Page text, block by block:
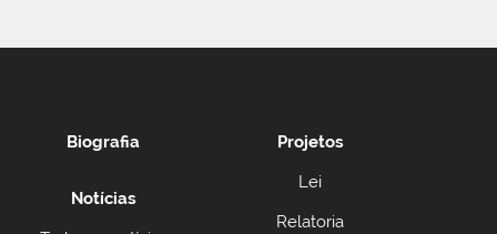
Biografia
Notícias
Projetos
Lei
Relatoria